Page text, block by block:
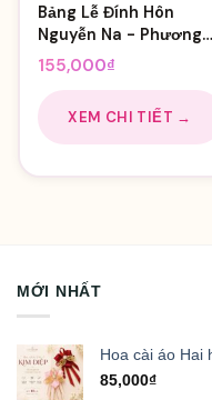
Bảng Lễ Đính Hôn
Nguyễn Na - Phương
Duy
155,000₫
XEM CHI TIẾT →
MỚI NHẤT
Hoa cài áo Hai
85,000₫